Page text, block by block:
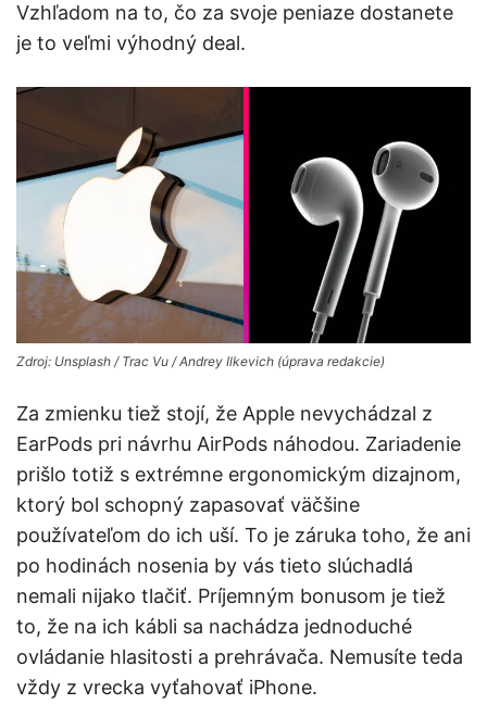
Vzhľadom na to, čo za svoje peniaze dostanete
je to veľmi výhodný deal.
Zdroj: Unsplash / Trac Vu / Andrey Ilkevich (úprava redakcie)
Za zmienku tiež stojí, že Apple nevychádzal z
EarPods pri návrhu AirPods náhodou. Zariadenie
prišlo totiž s extrémne ergonomickým dizajnom,
ktorý bol schopný zapasovať väčšine
používateľom do ich uší. To je záruka toho, že ani
po hodinách nosenia by vás tieto slúchadlá
nemali nijako tlačiť. Príjemným bonusom je tiež
to, že na ich kábli sa nachádza jednoduché
ovládanie hlasitosti a prehrávača. Nemusíte teda
vždy z vrecka vyťahovať iPhone.